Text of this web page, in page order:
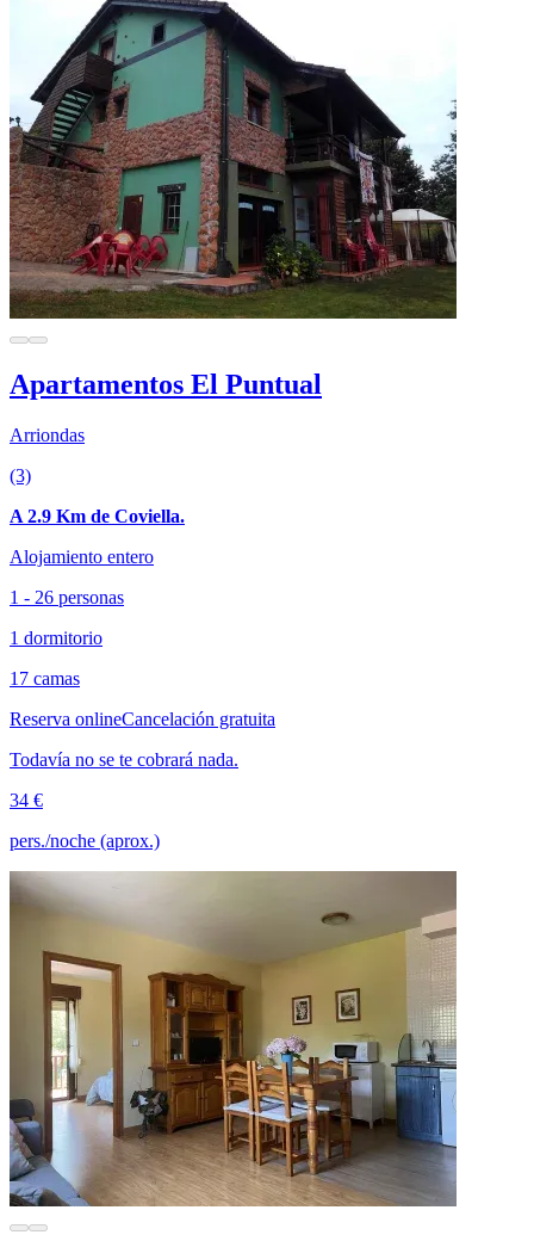
Apartamentos El Puntual
Arriondas
(3)
A 2.9 Km de Coviella.
Alojamiento entero
1 - 26 personas
1 dormitorio
17 camas
Reserva onlineCancelación gratuita
Todavía no se te cobrará nada.
34 €
pers./noche (aprox.)